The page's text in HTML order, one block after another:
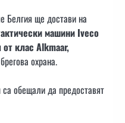
Белгия ще достави на
машини Iveco
от клас Alkmaar,
охрана.
обещали да предоставят